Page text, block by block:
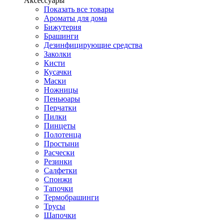
Показать все товары
Ароматы для дома
Бижутерия
Брашинги
Дезинфицирующие средства
Заколки
Кисти
Кусачки
Маски
Ножницы
Пеньюары
Перчатки
Пилки
Пинцеты
Полотенца
Простыни
Расчески
Резинки
Салфетки
Спонжи
Тапочки
Термобрашинги
Трусы
Шапочки